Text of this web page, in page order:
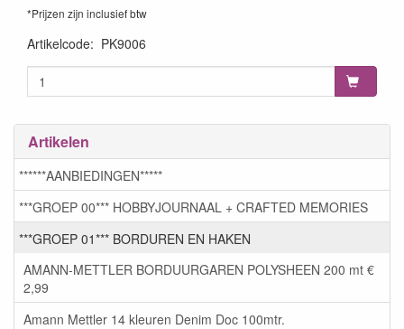
*Prijzen zijn inclusief btw
Artikelcode: PK9006
Artikelen
******AANBIEDINGEN*****
***GROEP 00*** HOBBYJOURNAAL + CRAFTED MEMORIES
***GROEP 01*** BORDUREN EN HAKEN
AMANN-METTLER BORDUURGAREN POLYSHEEN 200 mt €
2,99
Amann Mettler 14 kleuren Denim Doc 100mtr.